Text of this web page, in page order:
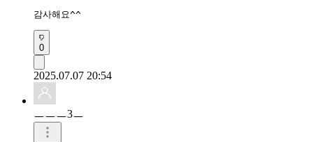
감사해요^^
0
2025.07.07 20:54
ㅡㅡㅡ3ㅡ